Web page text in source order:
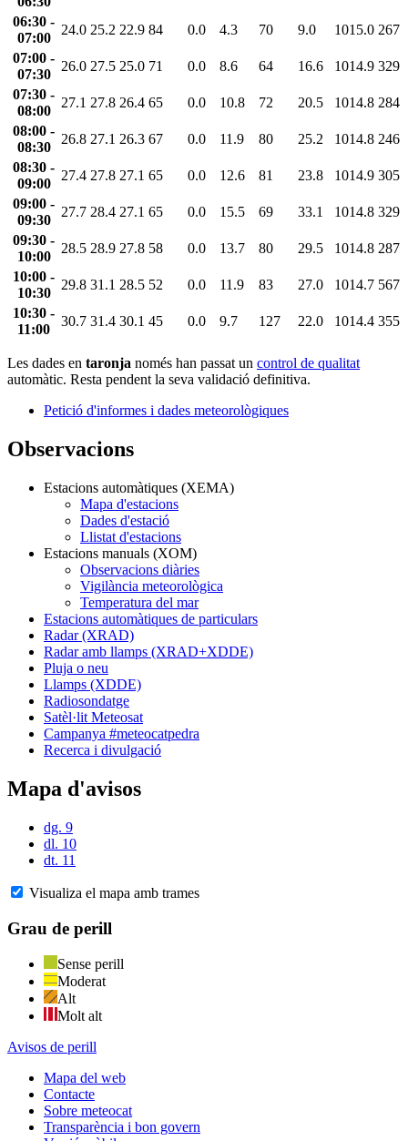
06:30 -
07:00
24.0 25.2 22.9 84 0.0 4.3 70 9.0 1015.0 267
07:00 -
07:30
26.0 27.5 25.0 71 0.0 8.6 64 16.6 1014.9 329
07:30 -
08:00
27.1 27.8 26.4 65 0.0 10.8 72 20.5 1014.8 284
08:00 -
08:30
26.8 27.1 26.3 67 0.0 11.9 80 25.2 1014.8 246
08:30 -
09:00
27.4 27.8 27.1 65 0.0 12.6 81 23.8 1014.9 305
09:00 -
09:30
27.7 28.4 27.1 65 0.0 15.5 69 33.1 1014.8 329
09:30 -
10:00
28.5 28.9 27.8 58 0.0 13.7 80 29.5 1014.8 287
10:00 -
10:30
29.8 31.1 28.5 52 0.0 11.9 83 27.0 1014.7 567
10:30 -
11:00
30.7 31.4 30.1 45 0.0 9.7 127 22.0 1014.4 355
Les dades en taronja només han passat un control de qualitat
automàtic. Resta pendent la seva validació definitiva.
Petició d'informes i dades meteorològiques
Observacions
Estacions automàtiques (XEMA)
Mapa d'estacions
Dades d'estació
Llistat d'estacions
Estacions manuals (XOM)
Observacions diàries
Vigilància meteorològica
Temperatura del mar
Estacions automàtiques de particulars
Radar (XRAD)
Radar amb llamps (XRAD+XDDE)
Pluja o neu
Llamps (XDDE)
Radiosondatge
Satèl·lit Meteosat
Campanya #meteocatpedra
Recerca i divulgació
Mapa d'avisos
dg. 9
dl. 10
dt. 11
Visualiza el mapa amb trames
Grau de perill
Sense perill
Moderat
Alt
Molt alt
Avisos de perill
Mapa del web
Contacte
Sobre meteocat
Transparència i bon govern